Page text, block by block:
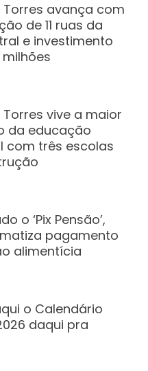
Torres avança com
de 11 ruas da
e investimento
milhões
Torres vive a maior
da educação
com três escolas
o ‘Pix Pensão’,
pagamento
alimentícia
o Calendário
daqui pra